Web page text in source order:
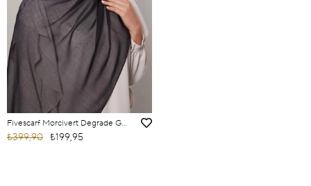
Fivescarf Morcivert Degrade Geçişli Comfort Şal
₺199,95
₺399,90